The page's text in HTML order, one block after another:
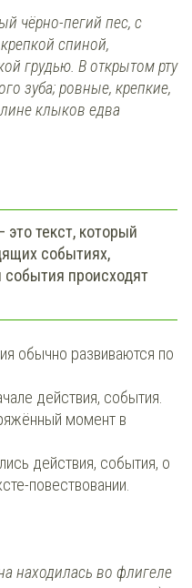
чёрно-пегий пес, с
спиной,
грудью. В открытом рту
зуба; ровные, крепкие,
клыков едва
текст, который
событиях,
события происходят
обычно развиваются по
действия, события.
момент в
действия, события, о
повествовании.
находилась во флигеле